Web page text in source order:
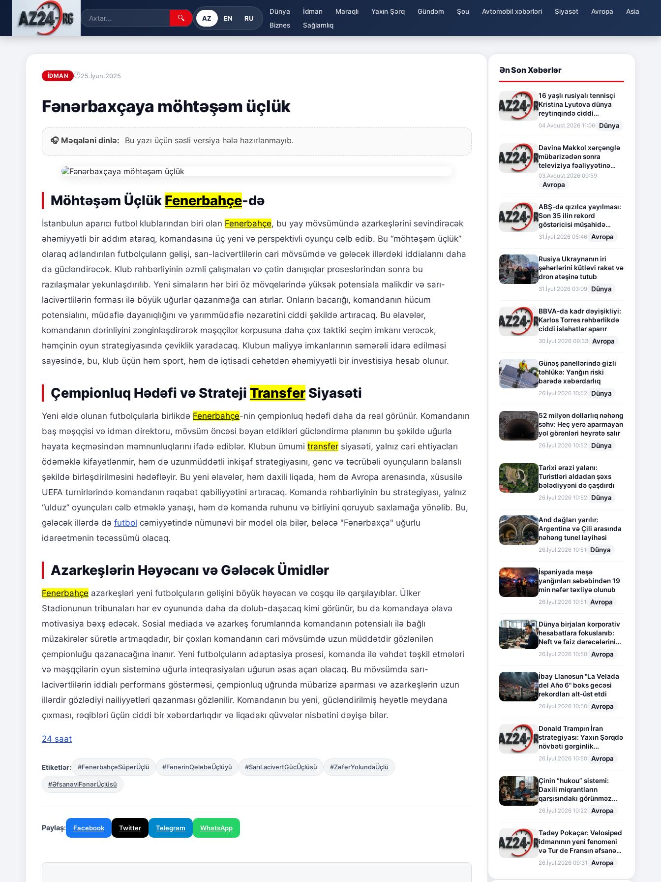
🔍 AZ EN RU
Dünya İdman Maraqlı Yaxın Şərq Gündəm Şou Avtomobil xəbərləri Siyasət Avropa
Asia
Biznes
Sağlamlıq
İDMAN 25.İyun.2025
Fənərbaxçaya möhtəşəm üçlük
🎧 Məqaləni dinlə: Bu yazı üçün səsli versiya hələ hazırlanmayıb.
Möhtəşəm Üçlük Fenerbahçe-də
İstanbulun aparıcı futbol klublarından biri olan Fenerbahçe, bu yay mövsümündə azarkeşlərini sevindirəcək
əhəmiyyətli bir addım ataraq, komandasına üç yeni və perspektivli oyunçu cəlb edib. Bu “möhtəşəm üçlük”
olaraq adlandırılan futbolçuların gəlişi, sarı-lacivərtlilərin cari mövsümdə və gələcək illərdəki iddialarını daha
da gücləndirəcək. Klub rəhbərliyinin əzmli çalışmaları və çətin danışıqlar proseslərindən sonra bu
razılaşmalar yekunlaşdırılıb. Yeni simaların hər biri öz mövqelərində yüksək potensiala malikdir və sarı-
lacivərtlilərin forması ilə böyük uğurlar qazanmağa can atırlar. Onların bacarığı, komandanın hücum
potensialını, müdafiə dayanıqlığını və yarımmüdafiə nəzarətini ciddi şəkildə artıracaq. Bu əlavələr,
komandanın dərinliyini zənginləşdirərək məşqçilər korpusuna daha çox taktiki seçim imkanı verəcək,
həmçinin oyun strategiyasında çeviklik yaradacaq. Klubun maliyyə imkanlarının səmərəli idarə edilməsi
sayəsində, bu, klub üçün həm sport, həm də iqtisadi cəhətdən əhəmiyyətli bir investisiya hesab olunur.
Çempionluq Hədəfi və Strateji Transfer Siyasəti
Yeni əldə olunan futbolçularla birlikdə Fenerbahçe-nin çempionluq hədəfi daha da real görünür. Komandanın
baş məşqçisi və idman direktoru, mövsüm öncəsi bəyan etdikləri gücləndirmə planının bu şəkildə uğurla
həyata keçməsindən məmnunluqlarını ifadə ediblər. Klubun ümumi transfer siyasəti, yalnız cari ehtiyacları
ödəməklə kifayətlənmir, həm də uzunmüddətli inkişaf strategiyasını, gənc və təcrübəli oyunçuların balanslı
şəkildə birləşdirilməsini hədəfləyir. Bu yeni əlavələr, həm daxili liqada, həm də Avropa arenasında, xüsusilə
UEFA turnirlərində komandanın rəqabət qabiliyyətini artıracaq. Komanda rəhbərliyinin bu strategiyası, yalnız
“ulduz” oyunçuları cəlb etməklə yanaşı, həm də komanda ruhunu və birliyini qoruyub saxlamağa yönəlib. Bu,
gələcək illərdə də futbol cəmiyyətində nümunəvi bir model ola bilər, beləcə "Fənərbaxça" uğurlu
idarəetmənin təcəssümü olacaq.
Azarkeşlərin Həyəcanı və Gələcək Ümidlər
Fenerbahçe azarkeşləri yeni futbolçuların gəlişini böyük həyəcan və coşqu ilə qarşılayıblar. Ülker
Stadionunun tribunaları hər ev oyununda daha da dolub-daşacaq kimi görünür, bu da komandaya əlavə
motivasiya bəxş edəcək. Sosial mediada və azarkeş forumlarında komandanın potensialı ilə bağlı
müzakirələr sürətlə artmaqdadır, bir çoxları komandanın cari mövsümdə uzun müddətdir gözlənilən
çempionluğu qazanacağına inanır. Yeni futbolçuların adaptasiya prosesi, komanda ilə vəhdət təşkil etmələri
və məşqçilərin oyun sisteminə uğurla inteqrasiyaları uğurun əsas açarı olacaq. Bu mövsümdə sarı-
lacivərtlilərin iddialı performans göstərməsi, çempionluq uğrunda mübarizə aparması və azarkeşlərin uzun
illərdir gözlədiyi nailiyyətləri qazanması gözlənilir. Komandanın bu yeni, gücləndirilmiş heyətlə meydana
çıxması, rəqibləri üçün ciddi bir xəbərdarlıqdır və liqadakı qüvvələr nisbətini dəyişə bilər.
24 saat
Etiketlər: #FenerbahçeSüperÜçlü #FənərinQələbəÜçlüyü #SarıLacivertGücÜçlüsü #ZəfərYolundaÜçlü
#ƏfsanəviFənərÜçlüsü
Paylaş: Facebook Twitter Telegram WhatsApp
Ən Son Xəbərlər
16 yaşlı rusiyalı tennisçi
Kristina Lyutova dünya
reytinqində ciddi
irəliləyişə imza atdı
04.Avqust.2026 11:06 Dünya
Davina Makkol xərçənglə
mübarizədən sonra
televiziya fəaliyyətinə
fasilə verir
03.Avqust.2026 00:59
Avropa
ABŞ-da qızılca yayılması:
Son 35 ilin rekord
göstəricisi müşahidə
olunur
31.İyul.2026 05:46 Avropa
Rusiya Ukraynanın iri
şəhərlərini kütləvi raket və
dron atəşinə tutub
31.İyul.2026 03:09 Dünya
BBVA-da kadr dəyişikliyi:
Karlos Torres rəhbərlikdə
ciddi islahatlar aparır
30.İyul.2026 09:33 Avropa
Günəş panellərində gizli
təhlükə: Yanğın riski
barədə xəbərdarlıq
26.İyul.2026 10:52 Dünya
52 milyon dollarlıq nəhəng
səhv: Heç yerə aparmayan
yol görənləri heyrətə salır
26.İyul.2026 10:52 Dünya
Tarixi ərazi yalanı:
Turistləri aldadan şəxs
bələdiyyəni də çaşdırdı
26.İyul.2026 10:52 Dünya
And dağları yarılır:
Argentina və Çili arasında
nəhəng tunel layihəsi
26.İyul.2026 10:51 Dünya
İspaniyada meşə
yanğınları səbəbindən 19
min nəfər təxliyə olunub
26.İyul.2026 10:51 Avropa
Dünya birjaları korporativ
hesabatlara fokuslanıb:
Neft və faiz dərəcələrinin
təsiri altında cari vəziyyət
26.İyul.2026 10:50 Avropa
İbay Llanosun "La Velada
del Año 6" boks gecəsi
rekordları alt-üst etdi
26.İyul.2026 10:50 Avropa
Donald Trampın İran
strategiyası: Yaxın Şərqdə
növbəti gərginlik
mərhələsi
26.İyul.2026 10:50 Avropa
Çinin “hukou” sistemi:
Daxili miqrantların
qarşısındakı görünməz
sədd
26.İyul.2026 10:22 Avropa
Tadey Pokaçar: Velosiped
idmanının yeni fenomeni
və Tur de Fransın əfsanəvi
səhifəsi
26.İyul.2026 09:31 Avropa